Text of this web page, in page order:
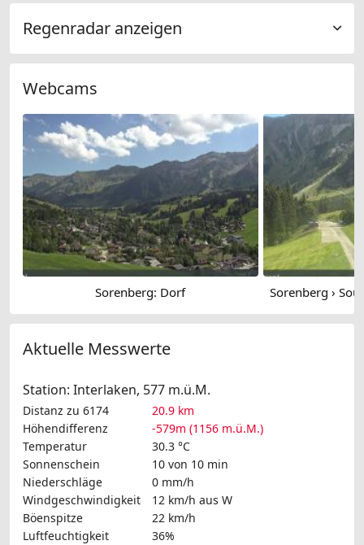
Regenradar anzeigen
Webcams
Sorenberg: Dorf
Aktuelle Messwerte
Station: Interlaken, 577 m.ü.M.
Distanz zu 6174
20.9 km
Höhendifferenz
-579m (1156 m.ü.M.)
Temperatur
30.3 °C
Sonnenschein
10 von 10 min
Niederschläge
0 mm/h
Windgeschwindigkeit
12 km/h aus W
Böenspitze
22 km/h
Luftfeuchtigkeit
36%